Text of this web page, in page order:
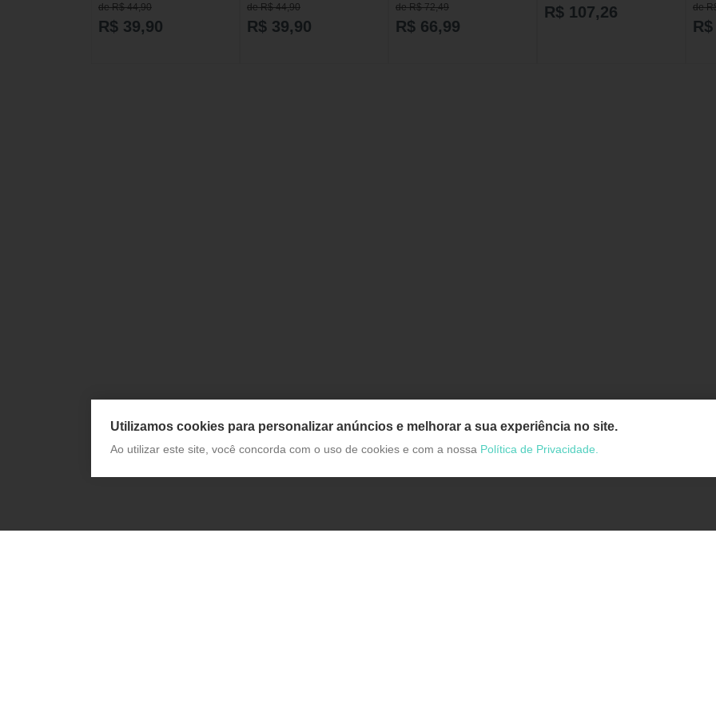
de R$ 44,90
R$ 39,90
de R$ 44,90
R$ 39,90
de R$ 72,49
R$ 66,99
R$ 107,26
de
Utilizamos cookies para personalizar anúncios e melhorar a sua experiência no site.
Ao utilizar este site, você concorda com o uso de cookies e com a nossa Política de Privacidade.